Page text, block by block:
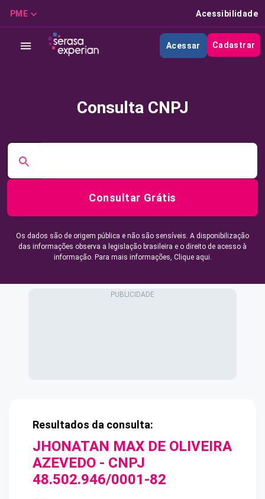
PME Acessibilidade
Acessar Cadastrar
Consulta CNPJ
Consultar Grátis
Os dados são de origem pública e não são sensíveis. A disponibilização
das informações observa a legislação brasileira e o direito de acesso à
informação. Para mais informações, Clique aqui.
Resultados da consulta:
JHONATAN MAX DE OLIVEIRA
AZEVEDO - CNPJ
48.502.946/0001-82